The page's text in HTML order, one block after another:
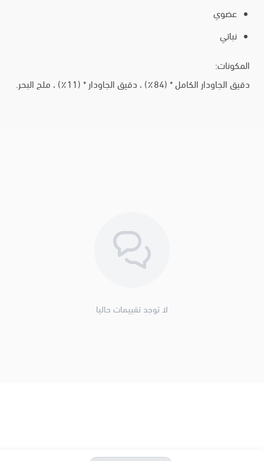
عضوي
نباتي
المكونات:
دقيق الجاودار الكامل * (84٪) ، دقيق الجاودار * (11٪) ، ملح البحر.
لا توجد تقييمات حاليا